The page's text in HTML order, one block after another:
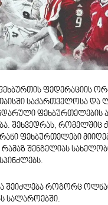
ფედერაციის
საქართველოსა და
ფეხბურთელების
შეხვედრას, რომელშიც
ფეხბურთელები
შენგელიას
შეიძლება როგორც
სალაროებში.